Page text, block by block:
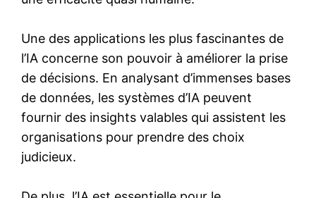
Une des applications les plus fascinantes de
l’IA concerne son pouvoir à améliorer la prise
de décisions. En analysant d’immenses bases
de données, les systèmes d’IA peuvent
fournir des insights valables qui assistent les
organisations pour prendre des choix
judicieux.